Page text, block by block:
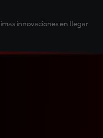
innovaciones en llegar